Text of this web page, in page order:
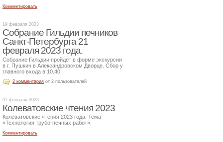
Комментировать
19 февраля 2023
Собрание Гильдии печников
Санкт-Петербурга 21
февраля 2023 года.
Собрание Гильдии пройдет в форме экскурсии
в г. Пушкин в Александровском Дворце. Сбор у
главного входа в 10.40.
2 комментария от 2 пользователей
01 февраля 2023
Колеватовские чтения 2023
Колеватовские чтения 2023 года. Тема -
«Технология трубо-печных работ».
Комментировать